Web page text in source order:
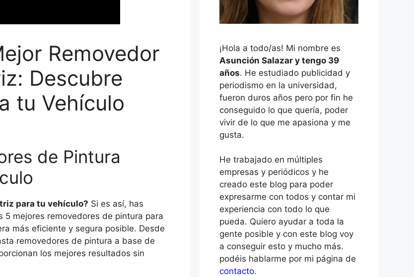
Removedor
Descubre
tu Vehículo
de Pintura
para tu vehículo? Si es así, has
5 mejores removedores de pintura para
más eficiente y segura posible. Desde
removedores de pintura a base de
los mejores resultados sin
¡Hola a todo/as! Mi nombre es
Asunción Salazar y tengo 39
años. He estudiado publicidad y
periodismo en la universidad,
fueron duros años pero por fin he
conseguido lo que quería, poder
vivir de lo que me apasiona y me
gusta.
He trabajado en múltiples
empresas y periódicos y he
creado este blog para poder
expresarme con todos y contar mi
experiencia con todo lo que
pueda. Quiero ayudar a toda la
gente posible y con este blog voy
a conseguir esto y mucho más.
podéis hablarme por mi página de
contacto.